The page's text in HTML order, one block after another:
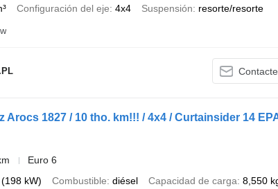
Configuración del eje 4x4 Suspensión resorte/resorte
Arocs 1827 / 10 tho. km!!! / 4x4 / Curtainsider 14
Euro 6
kW) Combustible diésel Capacidad de carga 8,550